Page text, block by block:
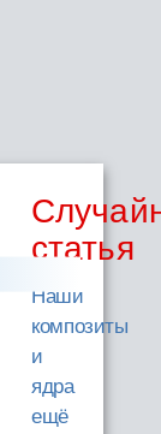
статья
Наши
композиты
и
ядра
ещё